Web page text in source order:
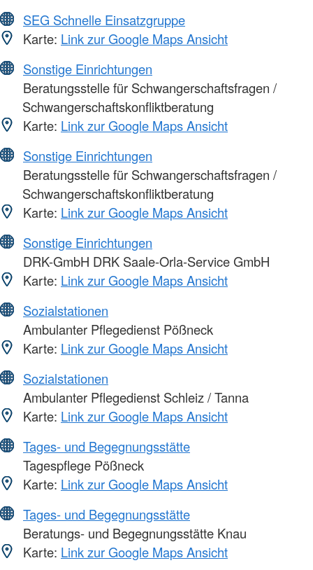
SEG Schnelle Einsatzgruppe
Karte: Link zur Google Maps Ansicht
Sonstige Einrichtungen
Beratungsstelle für Schwangerschaftsfragen /
Schwangerschaftskonfliktberatung
Karte: Link zur Google Maps Ansicht
Sonstige Einrichtungen
Beratungsstelle für Schwangerschaftsfragen /
Schwangerschaftskonfliktberatung
Karte: Link zur Google Maps Ansicht
Sonstige Einrichtungen
DRK-GmbH DRK Saale-Orla-Service GmbH
Karte: Link zur Google Maps Ansicht
Sozialstationen
Ambulanter Pflegedienst Pößneck
Karte: Link zur Google Maps Ansicht
Sozialstationen
Ambulanter Pflegedienst Schleiz / Tanna
Karte: Link zur Google Maps Ansicht
Tages- und Begegnungsstätte
Tagespflege Pößneck
Karte: Link zur Google Maps Ansicht
Tages- und Begegnungsstätte
Beratungs- und Begegnungsstätte Knau
Karte: Link zur Google Maps Ansicht